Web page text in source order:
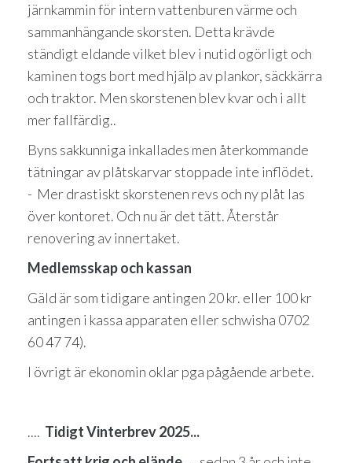
järnkammin för intern vattenburen värme och
sammanhängande skorsten. Detta krävde
ständigt eldande vilket blev i nutid ogörligt och
kaminen togs bort med hjälp av plankor, säckkärra
och traktor. Men skorstenen blev kvar och i allt
mer fallfärdig..
Byns sakkunniga inkallades men återkommande
tätningar av plåtskarvar stoppade inte inflödet.
- Mer drastiskt skorstenen revs och ny plåt las
över kontoret. Och nu är det tätt. Återstår
renovering av innertaket.
Medlemsskap och kassan
Gäld är som tidigare antingen 20 kr. eller 100 kr
antingen i kassa apparaten eller schwisha 0702
60 47 74).
I övrigt är ekonomin oklar pga pågående arbete.
.... TidigtVinterbrev 2025...